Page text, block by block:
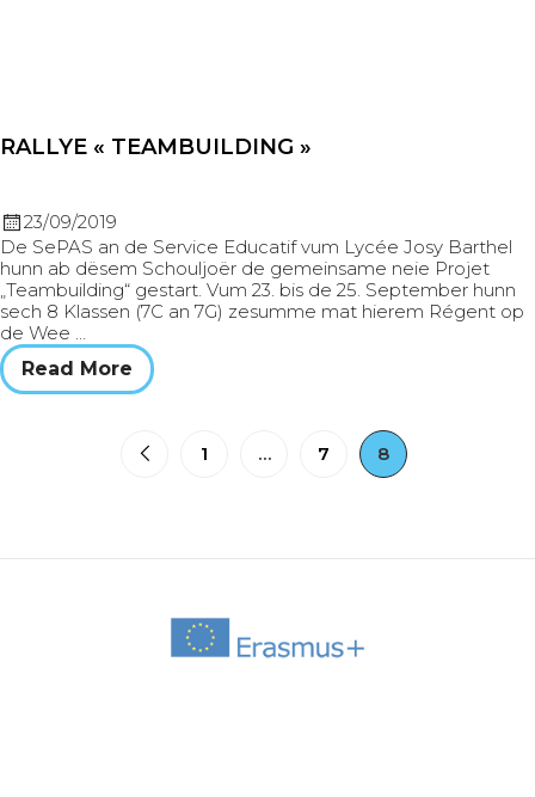
RALLYE « TEAMBUILDING »
23/09/2019
De SePAS an de Service Educatif vum Lycée Josy Barthel
hunn ab dësem Schouljoër de gemeinsame neie Projet
„Teambuilding“ gestart. Vum 23. bis de 25. September hunn
sech 8 Klassen (7C an 7G) zesumme mat hierem Régent op
de Wee …
Read More
1 … 7 8